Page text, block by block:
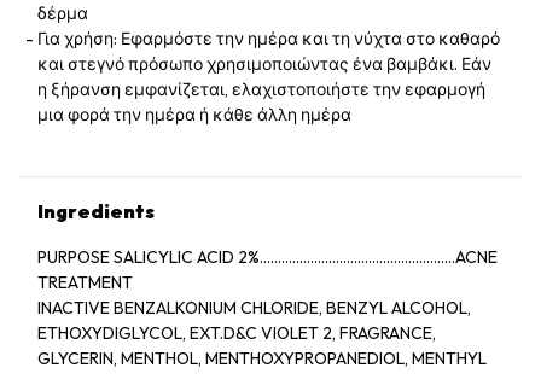
δέρμα
Για χρήση: Εφαρμόστε την ημέρα και τη νύχτα στο καθαρό
και στεγνό πρόσωπο χρησιμοποιώντας ένα βαμβάκι. Εάν
η ξήρανση εμφανίζεται, ελαχιστοποιήστε την εφαρμογή
μια φορά την ημέρα ή κάθε άλλη ημέρα
Ingredients
PURPOSE SALICYLIC ACID 2%......................................................ACNE
TREATMENT
INACTIVE BENZALKONIUM CHLORIDE, BENZYL ALCOHOL,
ETHOXYDIGLYCOL, EXT.D&C VIOLET 2, FRAGRANCE,
GLYCERIN, MENTHOL, MENTHOXYPROPANEDIOL, MENTHYL